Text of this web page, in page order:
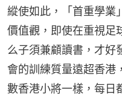
縱使如此，「首重學業
價值觀，即使在重視足
么子須兼顧讀書，才好
會的訓練質量遠超香港
數香港小將一樣，每日